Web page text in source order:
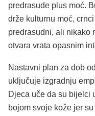
predrasude plus moć.
drže kulturnu moć,
predrasudni, ali nikako
otvara vrata opasnim
Nastavni plan za dob
uključuje izgradnju
Djeca uče da su bijelci
bojom svoje kože jer